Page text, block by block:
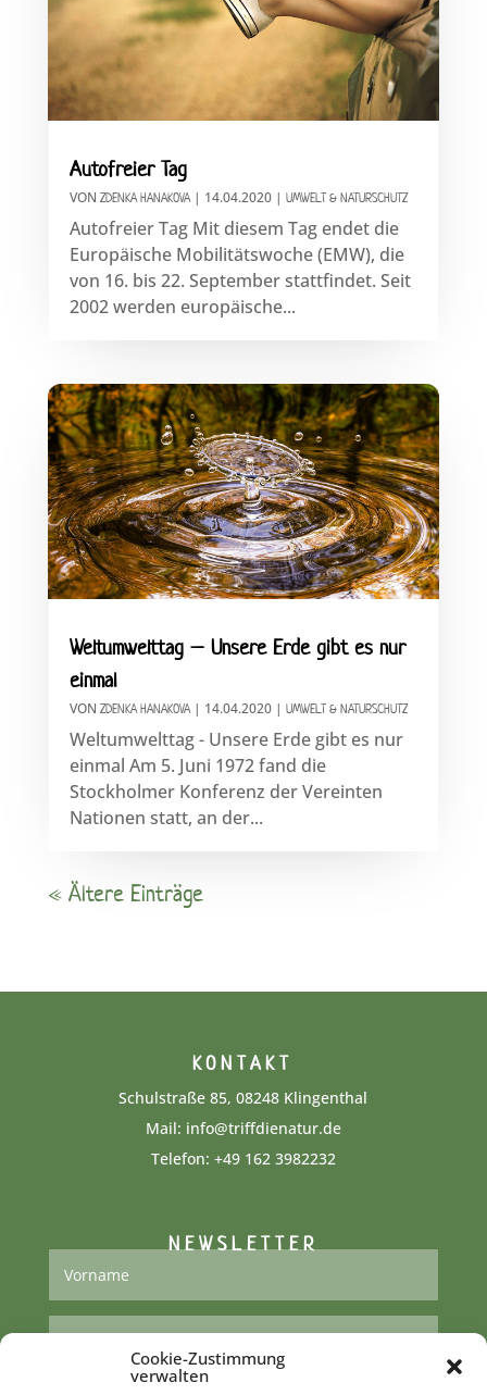
Cookie-Zustimmung
verwalten
Autofreier Tag
VON ZDENKA HANAKOVA| 14.04.2020| UMWELT & NATURSCHUTZ
Autofreier Tag Mit diesem Tag endet die
Europäische Mobilitätswoche (EMW), die
von 16. bis 22. September stattfindet. Seit
2002 werden europäische...
Weltumwelttag – Unsere Erde gibt es nur
einmal
VON ZDENKA HANAKOVA| 14.04.2020| UMWELT & NATURSCHUTZ
Weltumwelttag - Unsere Erde gibt es nur
einmal Am 5. Juni 1972 fand die
Stockholmer Konferenz der Vereinten
Nationen statt, an der...
« Ältere Einträge
KONTAKT
Schulstraße 85, 08248 Klingenthal
Mail: info@triffdienatur.de
Telefon: +49 162 3982232‬
NEWSLETTER